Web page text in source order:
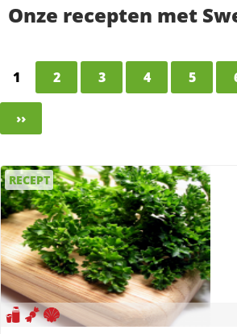
Onze recepten met
1 2 3 4 5
››
RECEPT